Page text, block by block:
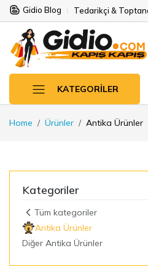
Gidio Blog Tedarikçi &
KATEGORILER
Home Ürünler Antika Ürünler
Kategoriler
Tüm kategoriler
Antika Ürünler
Diğer Antika Ürünler